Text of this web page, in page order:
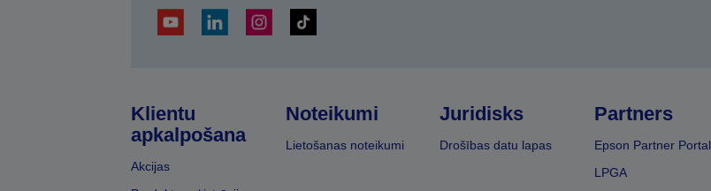
Klientu
apkalpošana
Akcijas
Noteikumi
Lietošanas noteikumi
Juridisks
Drošības datu lapas
Partners
Epson Partner Portal
LPGA